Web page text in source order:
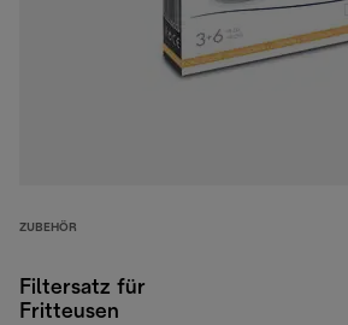
ZUBEHÖR
Filtersatz für
Fritteusen